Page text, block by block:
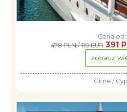
Cena od:
478 PLN / 110 EUR 391
zobacz
Girne /